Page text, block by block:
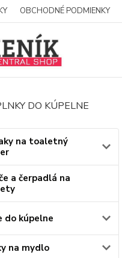
OBCHODNÉ PODMIENKY
DO KÚPELNE
na toaletný
a čerpadlá na
do kúpelne
na mydlo